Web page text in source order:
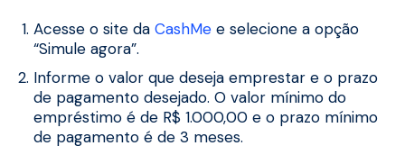
Acesse o site daCashMe e selecione a opção
“Simule agora”.
Informe o valor que deseja emprestar e o prazo
de pagamento desejado. O valor mínimo do
empréstimo é de R$ 1.000,00 e o prazo mínimo
de pagamento é de 3 meses.